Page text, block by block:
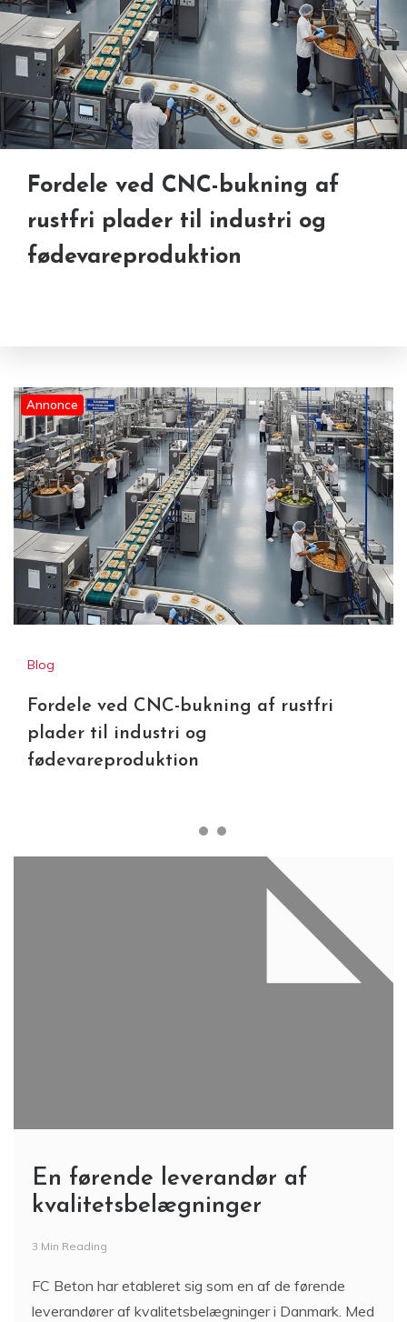
Fordele ved CNC-bukning af
rustfri plader til industri og
fødevareproduktion
Annonce
Blog
Fordele ved CNC-bukning af rustfri
plader til industri og
fødevareproduktion
En førende leverandør af
kvalitetsbelægninger
3 Min Reading
FC Beton har etableret sig som en af de førende
leverandører af kvalitetsbelægninger i Danmark. Med